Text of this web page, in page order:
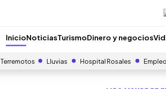
InicioNoticiasTurismoDinero y negocios
Terremotos Lluvias Hospital Rosales